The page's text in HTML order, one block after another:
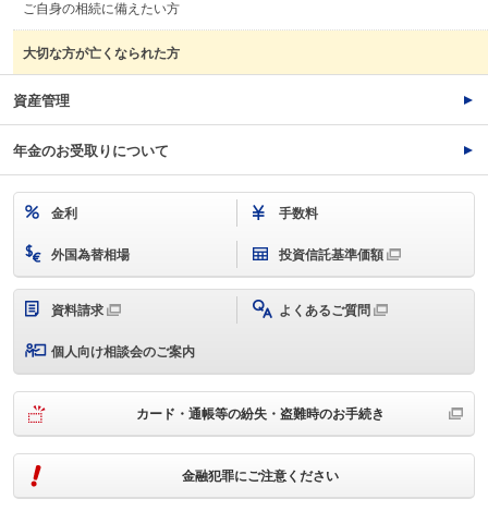
ご自身の相続に備えたい方
大切な方が亡くなられた方
資産管理
年金のお受取りについて
金利 手数料
外国為替相場 投資信託基準価額
資料請求 よくあるご質問
個人向け相談会のご案内
カード・通帳等の紛失・盗難時のお手続き
金融犯罪にご注意ください